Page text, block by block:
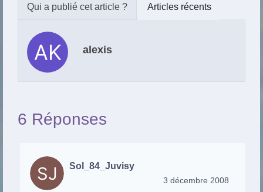
Articles récents
alexis
6 Réponses
Sol_84_Juvisy
3 décembre 2008